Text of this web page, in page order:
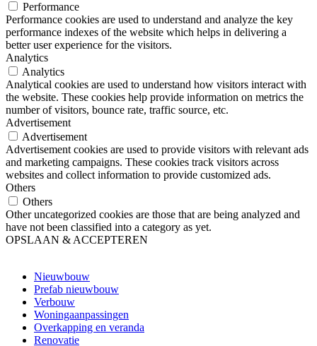
Performance
Performance cookies are used to understand and analyze the key
performance indexes of the website which helps in delivering a
better user experience for the visitors.
Analytics
Analytics
Analytical cookies are used to understand how visitors interact with
the website. These cookies help provide information on metrics the
number of visitors, bounce rate, traffic source, etc.
Advertisement
Advertisement
Advertisement cookies are used to provide visitors with relevant ads
and marketing campaigns. These cookies track visitors across
websites and collect information to provide customized ads.
Others
Others
Other uncategorized cookies are those that are being analyzed and
have not been classified into a category as yet.
OPSLAAN & ACCEPTEREN
Nieuwbouw
Prefab nieuwbouw
Verbouw
Woningaanpassingen
Overkapping en veranda
Renovatie